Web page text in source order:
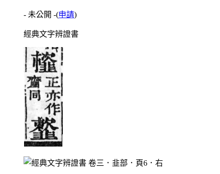
- 未公開 -(申請)
經典文字辨證書